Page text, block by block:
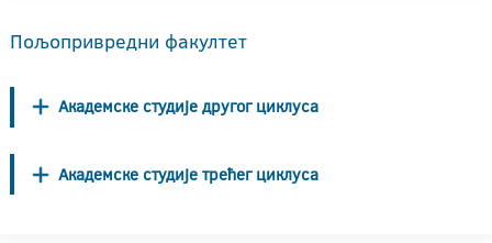
Пољопривредни факултет
Академске студије другог циклуса
Академске студије трећег циклуса